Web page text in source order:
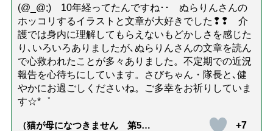
(@_@;) 10年経ってたんですね･･ ぬらりんさんの
ホッコリするイラストと文章が大好きでした❢❢ 介
護では身内に理解してもらえないもどかしさを感じた
り､いろいろありましたが､ぬらりんさんの文章を読ん
で心救われたことが多々ありました。不定期での近況
報告を心待ちにしています。さびちゃん・隊長と､健
やかにお過ごしくださいね。ご多幸をお祈りしていま
す☆*゜
（猫が母になつきません 第500
+7